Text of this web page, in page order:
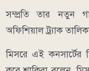
সম্প্রতি তার নতুন
অফিশিয়াল ট্র্যাক
মিসরে এই কনসার্টের